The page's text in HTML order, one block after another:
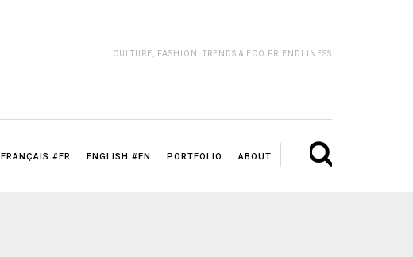
CULTURE, FASHION, TRENDS & ECO FRIENDLINESS
FRANÇAIS #FR ENGLISH #EN PORTFOLIO ABOUT